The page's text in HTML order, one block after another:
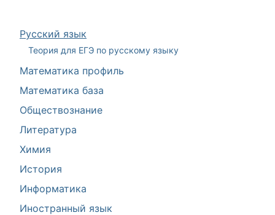
Русский язык
Теория для ЕГЭ по русскому языку
Математика профиль
Математика база
Обществознание
Литература
Химия
История
Информатика
Иностранный язык